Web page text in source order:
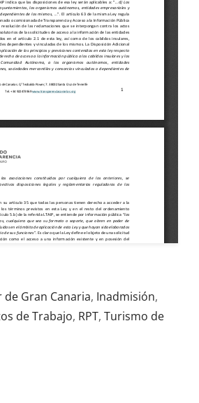
de Gran Canaria, Inadmisión,
de Trabajo, RPT, Turismo de